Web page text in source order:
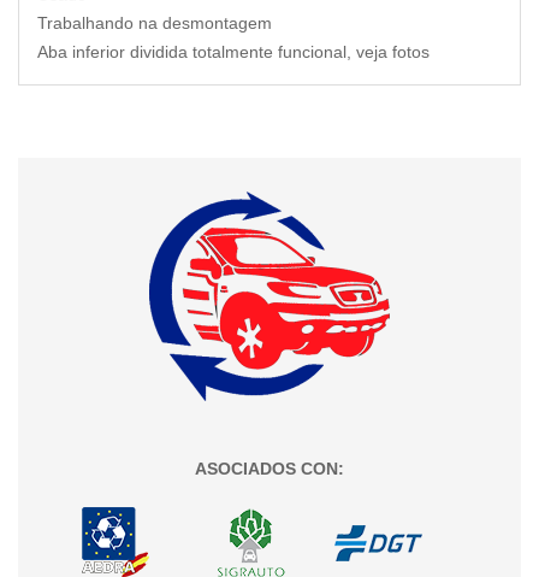
Trabalhando na desmontagem
Aba inferior dividida totalmente funcional, veja fotos
ASOCIADOS CON: